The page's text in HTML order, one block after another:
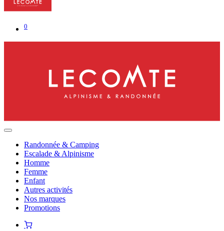
0
Randonnée & Camping
Escalade & Alpinisme
Homme
Femme
Enfant
Autres activités
Nos marques
Promotions